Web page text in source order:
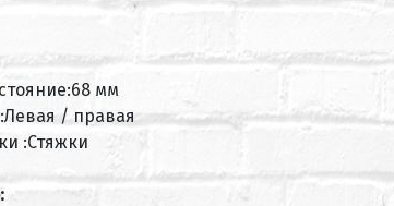
мм
/ правая
:Стяжки